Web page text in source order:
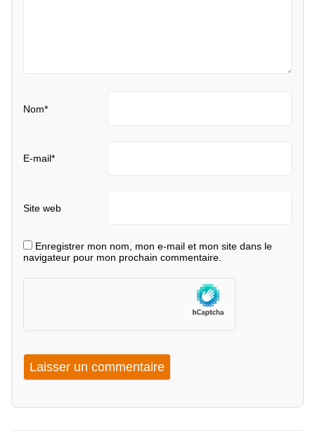
Nom*
E-mail*
Site web
Enregistrer mon nom, mon e-mail et mon site dans le
navigateur pour mon prochain commentaire.